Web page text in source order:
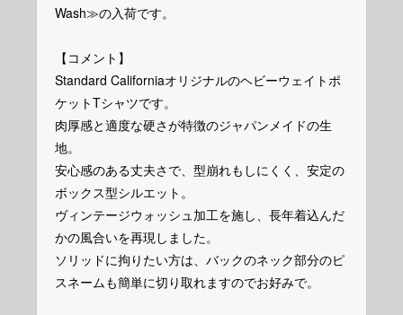
Wash≫の入荷です。
【コメント】
Standard Californiaオリジナルのヘビーウェイトポ
ケットTシャツです。
肉厚感と適度な硬さが特徴のジャパンメイドの生
地。
安心感のある丈夫さで、型崩れもしにくく、安定の
ボックス型シルエット。
ヴィンテージウォッシュ加工を施し、長年着込んだ
かの風合いを再現しました。
ソリッドに拘りたい方は、バックのネック部分のピ
スネームも簡単に切り取れますのでお好みで。